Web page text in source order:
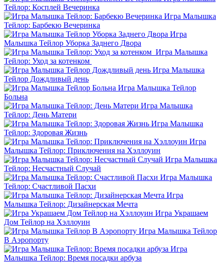
Тейлор: Косплей Вечеринка
Игра Малышка
Тейлор: Барбекю Вечеринка
Игра
Малышка Тейлор Уборка Заднего Двора
Игра Малышка
Тейлор: Уход за котенком
Игра Малышка
Тейлор Дождливый день
Игра Малышка Тейлор
Больна
Игра Малышка
Тейлор: День Матери
Игра Малышка
Тейлор: Здоровая Жизнь
Игра
Малышка Тейлор: Приключения на Хэллоуин
Игра Малышка
Тейлор: Несчастный Случай
Игра Малышка
Тейлор: Счастливой Пасхи
Игра
Малышка Тейлор: Дизайнерская Мечта
Игра Украшаем
Дом Тейлор на Хэллоуин
Игра Малышка Тейлор
В Аэропорту
Игра
Малышка Тейлор: Время посадки арбуза